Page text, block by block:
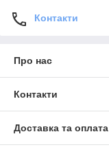
Контакти
Про нас
Контакти
Доставка та оплата